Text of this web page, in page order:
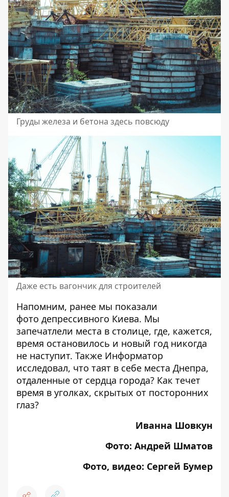
Груды железа и бетона здесь повсюду
Даже есть вагончик для строителей
Напомним, ранее мы показали
фото депрессивного Киева. Мы
запечатлели места в столице, где, кажется,
время остановилось и новый год никогда
не наступит. Также Информатор
исследовал, что таят в себе места Днепра,
отдаленные от сердца города? Как течет
время в уголках, скрытых от посторонних
глаз?
Иванна Шовкун
Фото: Андрей Шматов
Фото, видео: Сергей Бумер